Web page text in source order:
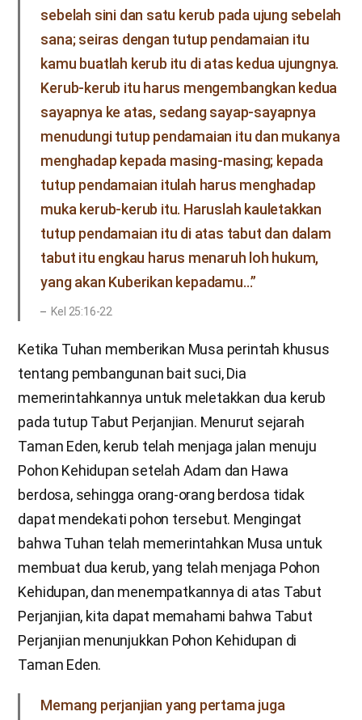
sebelah sini dan satu kerub pada ujung sebelah
sana; seiras dengan tutup pendamaian itu
kamu buatlah kerub itu di atas kedua ujungnya.
Kerub-kerub itu harus mengembangkan kedua
sayapnya ke atas, sedang sayap-sayapnya
menudungi tutup pendamaian itu dan mukanya
menghadap kepada masing-masing; kepada
tutup pendamaian itulah harus menghadap
muka kerub-kerub itu. Haruslah kauletakkan
tutup pendamaian itu di atas tabut dan dalam
tabut itu engkau harus menaruh loh hukum,
yang akan Kuberikan kepadamu…”
Kel 25:16-22
Ketika Tuhan memberikan Musa perintah khusus
tentang pembangunan bait suci, Dia
memerintahkannya untuk meletakkan dua kerub
pada tutup Tabut Perjanjian. Menurut sejarah
Taman Eden, kerub telah menjaga jalan menuju
Pohon Kehidupan setelah Adam dan Hawa
berdosa, sehingga orang-orang berdosa tidak
dapat mendekati pohon tersebut. Mengingat
bahwa Tuhan telah memerintahkan Musa untuk
membuat dua kerub, yang telah menjaga Pohon
Kehidupan, dan menempatkannya di atas Tabut
Perjanjian, kita dapat memahami bahwa Tabut
Perjanjian menunjukkan Pohon Kehidupan di
Taman Eden.
Memang perjanjian yang pertama juga